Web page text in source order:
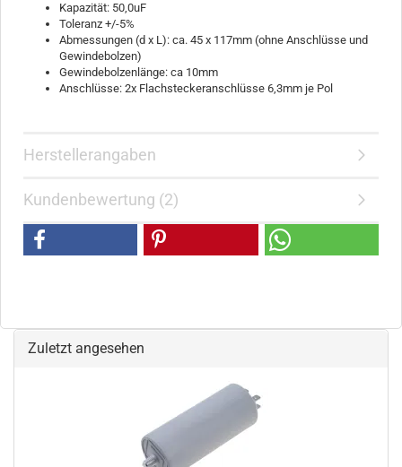
Kapazität: 50,0uF
Toleranz +/-5%
Abmessungen (d x L): ca. 45 x 117mm (ohne Anschlüsse und
Gewindebolzen)
Gewindebolzenlänge: ca 10mm
Anschlüsse: 2x Flachsteckeranschlüsse 6,3mm je Pol
Herstellerangaben
Kundenbewertung (2)
Zuletzt angesehen